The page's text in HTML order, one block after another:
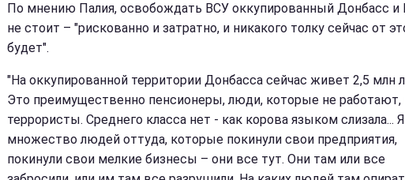
По мнению Палия, освобождать ВСУ оккупированный Донбасс
не стоит – "рискованно и затратно, и никакого толку сейчас от
будет".
"На оккупированной территории Донбасса сейчас живет 2,5 млн
Это преимущественно пенсионеры, люди, которые не работают,
террористы. Среднего класса нет - как корова языком слизала...
множество людей оттуда, которые покинули свои предприятия,
покинули свои мелкие бизнесы – они все тут. Они там или все